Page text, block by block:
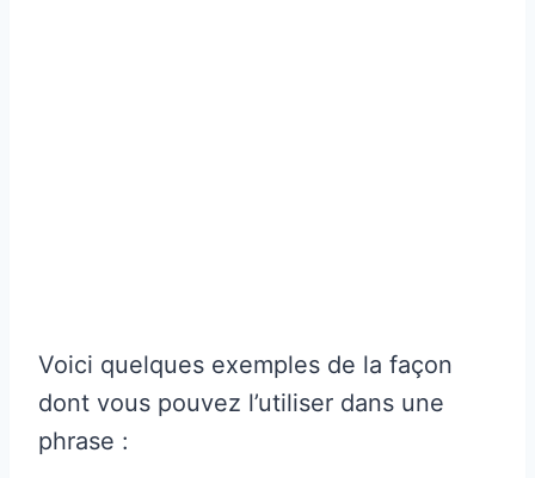
Voici quelques exemples de la façon
dont vous pouvez l’utiliser dans une
phrase :